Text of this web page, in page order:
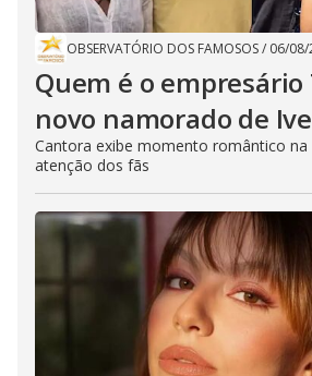
OBSERVATÓRIO DOS FAMOSOS/ 06/
Quem é o empresário
novo namorado de
Cantora exibe momento romântico na
atenção dos fãs